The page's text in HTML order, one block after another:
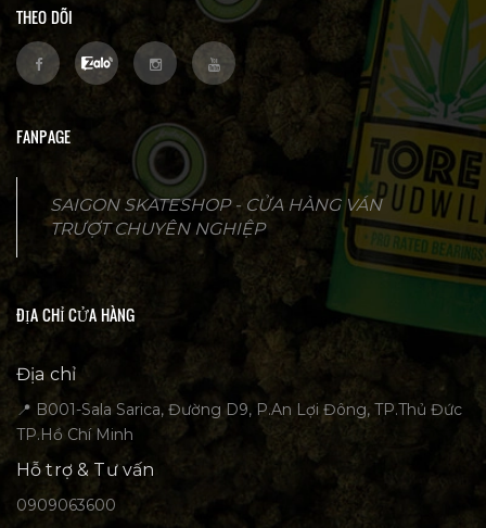
THEO DÕI
FANPAGE
SAIGON SKATESHOP - CỬA HÀNG VÁN
TRƯỢT CHUYÊN NGHIỆP
ĐỊA CHỈ CỬA HÀNG
Địa chỉ
📍 B001-Sala Sarica, Đường D9, P.An Lợi Đông, TP.Thủ Đức
TP.Hồ Chí Minh
Hỗ trợ & Tư vấn
0909063600